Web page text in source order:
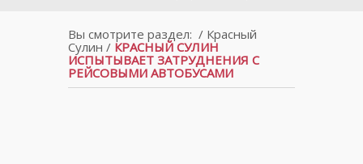
Вы смотрите раздел: / Красный
Сулин / КРАСНЫЙ СУЛИН
ИСПЫТЫВАЕТ ЗАТРУДНЕНИЯ С
РЕЙСОВЫМИ АВТОБУСАМИ